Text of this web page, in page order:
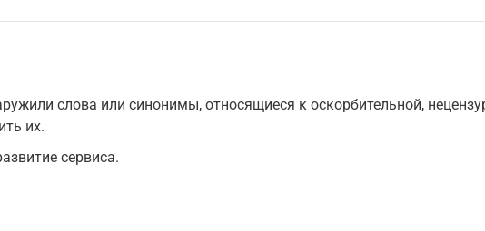
слова или синонимы, относящиеся к оскорбительной,
их.
сервиса.